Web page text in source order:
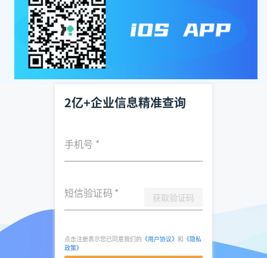
2亿+企业信息精准查询
手机号 *
短信验证码 * 获取验证码
点击注册表示您已同意我们的 《用户协议》 和 《隐私
政策》